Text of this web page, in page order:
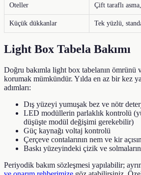
Oteller Çift taraflı
Küçük dükkanlar Tek yüzlü,
Light Box Tabela Bakımı
Doğru bakımla light box tabelanın ömrünü
korumak mümkündür. Yılda en az bir kez
adımları:
Dış yüzeyi yumuşak bez ve nötr
LED modüllerin parlaklık kontrolü
düşüşte modül değişimi gerekebilir)
Güç kaynağı voltaj kontrolü
Çerçeve contalarının nem ve kir
Baskı yüzeyindeki çizik ve
Periyodik bakım sözleşmesi yapılabilir;